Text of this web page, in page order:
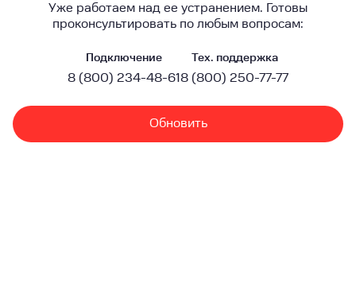
Уже работаем над ее устранением. Готовы
проконсультировать по любым вопросам:
Подключение
8 (800) 234-48-61
Тех. поддержка
8 (800) 250-77-77
Обновить